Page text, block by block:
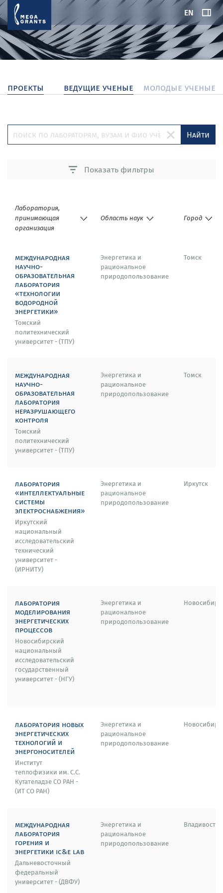
EN
проекты ведущие ученые молодые ученые
Найти
Показать фильтры
Лаборатория,
принимающая
организация
Область наук Город
международная
научно-
образовательная
лаборатория
«технологии
водородной
энергетики»
Томский
политехнический
университет - (ТПУ)
Энергетика и
рациональное
природопользование
Томск
международная
научно-
образовательная
лаборатория
неразрушающего
контроля
Томский
политехнический
университет - (ТПУ)
Энергетика и
рациональное
природопользование
Томск
лаборатория
«интеллектуальные
системы
электроснабжения»
Иркутский
национальный
исследовательский
технический
университет -
(ИРНИТУ)
Энергетика и
рациональное
природопользование
Иркутск
лаборатория
моделирования
энергетических
процессов
Новосибирский
национальный
исследовательский
государственный
университет - (НГУ)
Энергетика и
рациональное
природопользование
лаборатория новых
энергетических
технологий и
энергоносителей
Институт
теплофизики им. С.С.
Кутателадзе СО РАН -
(ИТ СО РАН)
Энергетика и
рациональное
природопользование
международная
лаборатория
горения и
энергетики ic&e lab
Дальневосточный
федеральный
университет - (ДВФУ)
Энергетика и
рациональное
природопользование
Владивосток